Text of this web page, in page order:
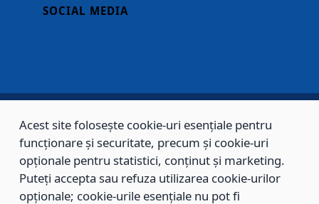
SOCIAL MEDIA
Copyright © 2002 - 2026 - PRIMĂRIA MUNICIPIULUI BRAȘOV, toate drepturile
rezervate.
Sitemap Contact
Acest site folosește cookie-uri esențiale pentru
funcționare și securitate, precum și cookie-uri
opționale pentru statistici, conținut și marketing.
Puteți accepta sau refuza utilizarea cookie-urilor
opționale; cookie-urile esențiale nu pot fi